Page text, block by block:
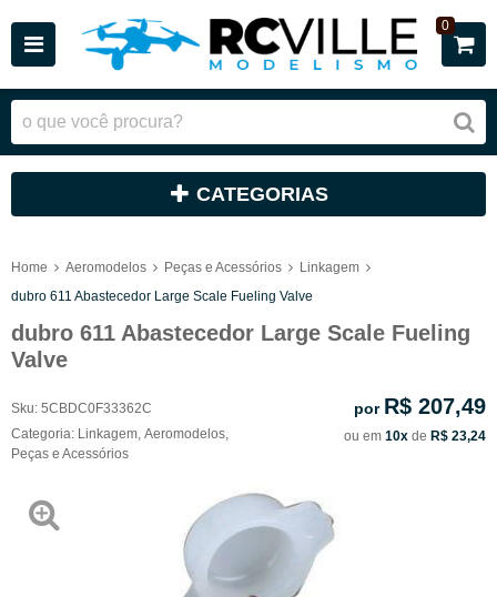
0
CATEGORIAS
Home Aeromodelos Peças e Acessórios
Linkagem
dubro 611 Abastecedor Large Scale Fueling Valve
dubro 611 Abastecedor Large Scale Fueling
Valve
Sku: 5CBDC0F33362C
Categoria: Linkagem Aeromodelos
Peças e Acessórios
por R$ 207,49
ou em 10x de R$ 23,24